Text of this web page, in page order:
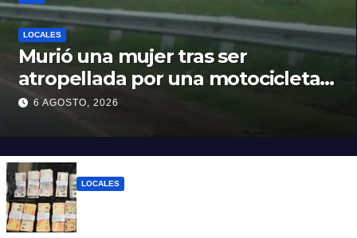
LOCALES
Murió una mujer tras ser
atropellada por una motocicleta
en Nelson
6 AGOSTO, 2026
LOCALES